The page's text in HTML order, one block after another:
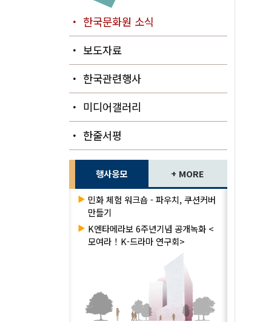
・ 한국문화원 소식
・ 보도자료
・ 한국관련행사
・ 미디어갤러리
・ 한줄서평
행사응모 + MORE
▶ 민화 체험 워크숍 - 파우치, 쿠션커버
만들기
▶ K엔타메라보 6주년기념 공개녹화 <
모여라！K-드라마 연구회>